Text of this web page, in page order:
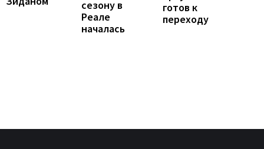
сезону в
Реале
началась
готов к
переходу